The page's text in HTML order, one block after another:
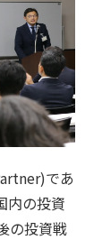
であ
内の投資
の投資戦